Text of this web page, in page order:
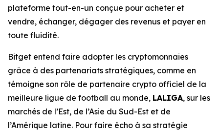
plateforme tout-en-un conçue pour acheter et
vendre, échanger, dégager des revenus et payer en
toute fluidité.
Bitget entend faire adopter les cryptomonnaies
grâce à des partenariats stratégiques, comme en
témoigne son rôle de partenaire crypto officiel de la
meilleure ligue de football au monde, LALIGA, sur les
marchés de l’Est, de l’Asie du Sud-Est et de
l’Amérique latine. Pour faire écho à sa stratégie